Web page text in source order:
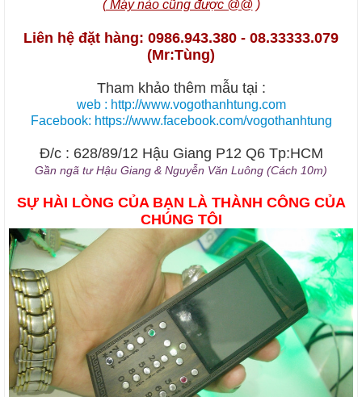
( Máy nào cũng được @@ )
Liên hệ đặt hàng: 0986.943.380 - 08.33333.079
(Mr:Tùng)
Tham khảo thêm mẫu tại :
web : http://www.vogothanhtung.com
Facebook: https://www.facebook.com/vogothanhtung
Đ/c : 628/89/12 Hậu Giang P12 Q6 Tp:HCM
Gần ngã tư Hậu Giang & Nguyễn Văn Luông (Cách 10m)
SỰ HÀI LÒNG CỦA BẠN LÀ THÀNH CÔNG CỦA
CHÚNG TÔI